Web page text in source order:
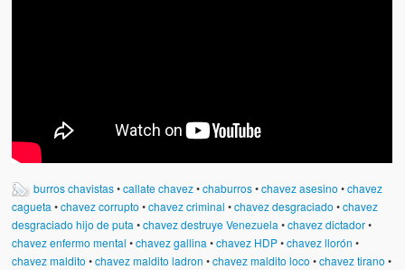
burros chavistas•callate chavez•chaburros•chavez asesino •chavez
cagueta •chavez corrupto •chavez criminal •chavez desgraciado •chavez
desgraciado hijo de puta •chavez destruye Venezuela •chavez dictador•
chavez enfermo mental •chavez gallina •chavez HDP•chavez llorón •
chavez maldito •chavez maldito ladron •chavez maldito loco •chavez tirano •